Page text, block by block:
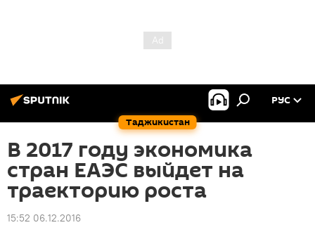
Таджикистан
РУС
В 2017 году экономика
стран ЕАЭС выйдет на
траекторию роста
15:52 06.12.2016